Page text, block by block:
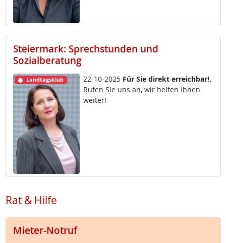
Steiermark: Sprechstunden und
Sozialberatung
Landtagsklub 22-10-2025 Für Sie di­rekt er­reich­bar!.
Ru­fen Sie uns an, wir hel­fen Ih­nen
wei­ter!
Rat & Hilfe
Mieter-Notruf